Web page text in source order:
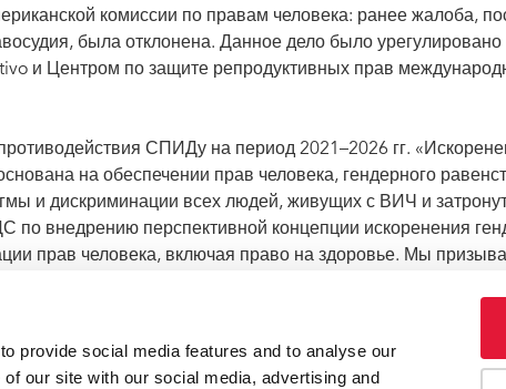
provide social media features and to analyse our
our site with our social media, advertising and
комиссии по правам человека: ранее жалоба,
была отклонена. Данное дело было урегулировано
и Центром по защите репродуктивных прав
противодействия СПИДу на период 2021–2026 гг.
на обеспечении прав человека, гендерного
и дискриминации всех людей, живущих с ВИЧ и
по внедрению перспективной концепции искоренения
прав человека, включая право на здоровье. Мы
со стигмой и дискриминацией.